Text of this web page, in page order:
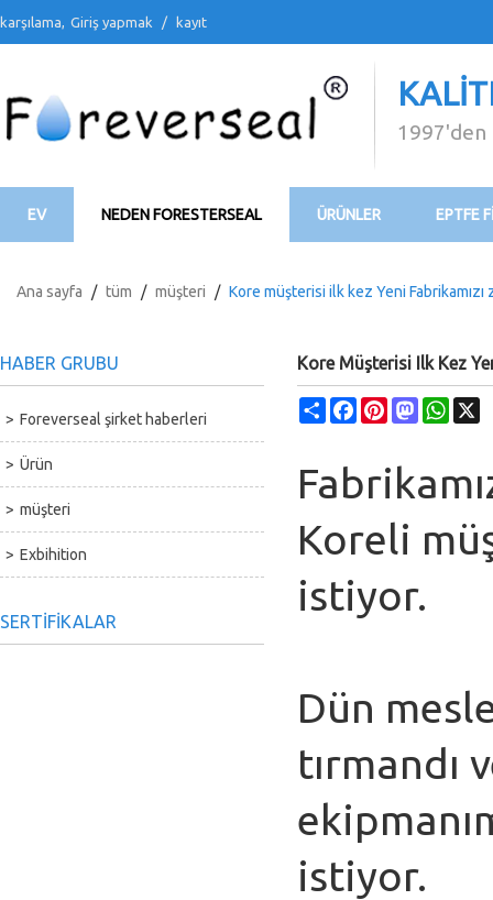
karşılama, Giriş yapmak / kayıt
1997'den
EV NEDEN FORESTERSEAL ÜRÜNLER EPTFE
Ana sayfa
/ tüm / müşteri / Kore müşterisi ilk kez Yeni
HABER GRUBU
Foreverseal şirket haberleri
Ürün
müşteri
Exbihition
SERTIFIKALAR
Kore Müşterisi Ilk Kez
ShareFacebookPinterestMastodon
Koreli
istiyor.
Dün
tırmandı
istiyor.